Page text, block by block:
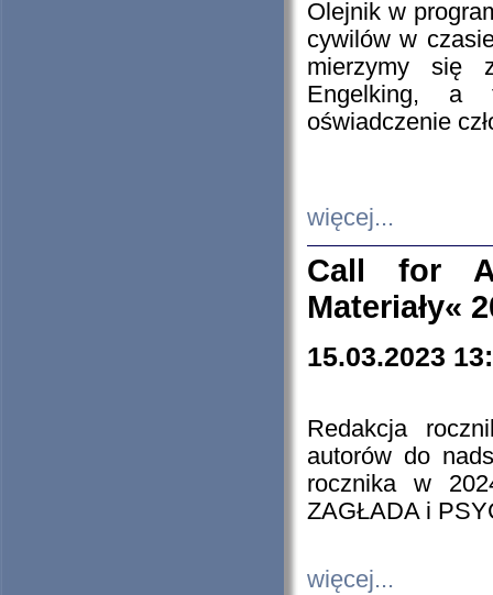
Olejnik w
cywilów w
mierzymy się
Engelking, a
oświadczenie
więcej...
Call for
Materiały«
15.03.2023
Redakcja
autorów do
rocznika w
ZAGŁADA i
więcej...